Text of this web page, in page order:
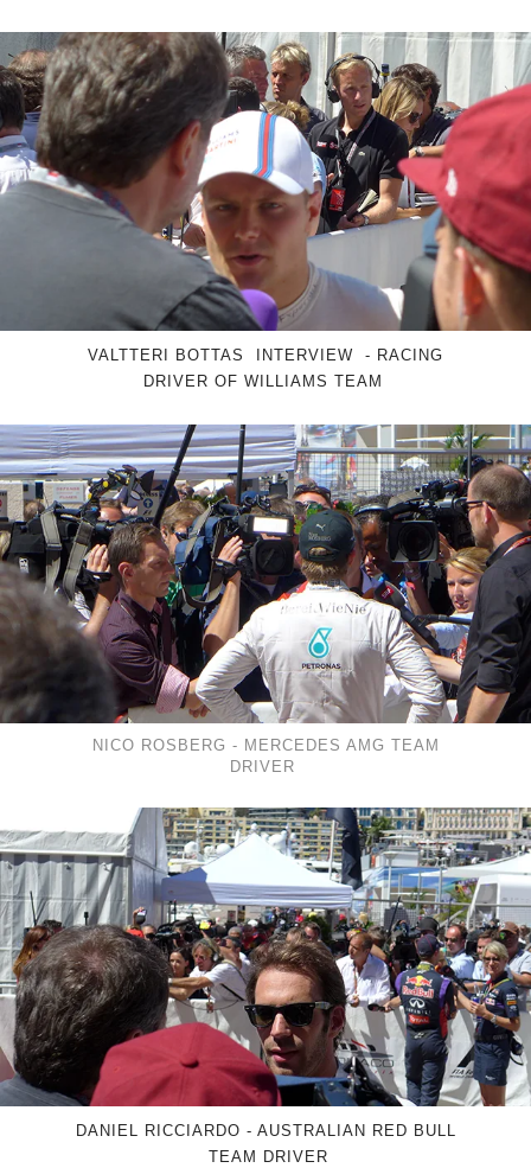
VALTTERI BOTTAS
INTERVIEW - RACING
DRIVER OF WILLIAMS TEAM
NICO ROSBERG - MERCEDES AMG TEAM
DRIVER
DANIEL RICCIARDO - AUSTRALIAN RED BULL
TEAM DRIVER